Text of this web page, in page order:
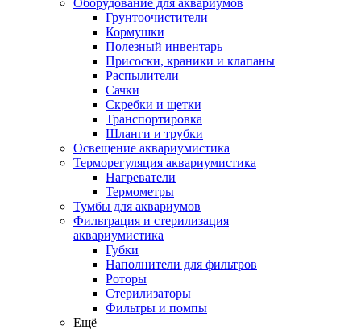
Оборудование для аквариумов
Грунтоочистители
Кормушки
Полезный инвентарь
Присоски, краники и клапаны
Распылители
Сачки
Скребки и щетки
Транспортировка
Шланги и трубки
Освещение аквариумистика
Терморегуляция аквариумистика
Нагреватели
Термометры
Тумбы для аквариумов
Фильтрация и стерилизация
аквариумистика
Губки
Наполнители для фильтров
Роторы
Стерилизаторы
Фильтры и помпы
Ещё